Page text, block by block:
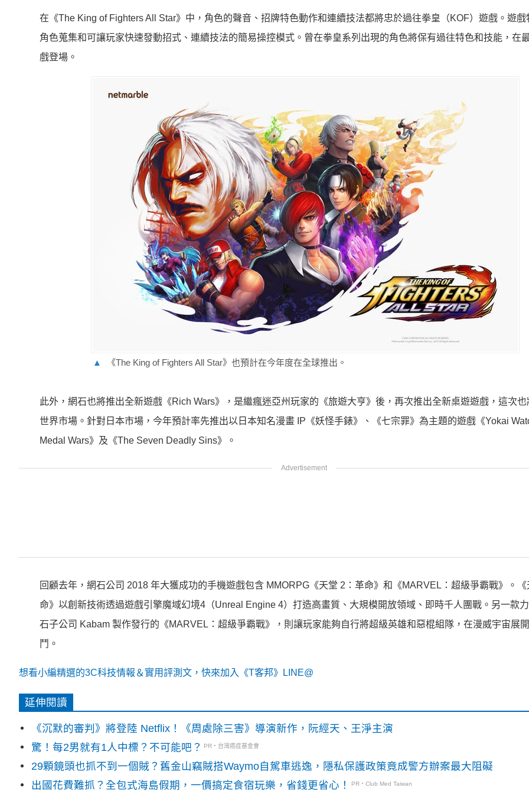
在《The King of Fighters All Star》中，角色的聲音、招牌特色動作和連續技法都將忠於過往拳皇（KOF）遊戲。遊戲
角色蒐集和可讓玩家快速發動招式、連續技法的簡易操控模式。曾在拳皇系列出現的角色將保有過往特色和技能，在
戲登場。
▲ 《The King of Fighters All Star》也預計在今年度在全球推出。
此外，網石也將推出全新遊戲《Rich Wars》，是繼瘋迷亞州玩家的《旅遊大亨》後，再次推出全新桌遊遊戲，這次也
世界市場。針對日本市場，今年預計率先推出以日本知名漫畫 IP《妖怪手錶》、《七宗罪》為主題的遊戲《Yokai
Medal Wars》及《The Seven Deadly Sins》。
回顧去年，網石公司 2018 年大獲成功的手機遊戲包含 MMORPG《天堂 2：革命》和《MARVEL：超級爭霸戰》。
命》以創新技術透過遊戲引擎魔域幻境4（Unreal Engine 4）打造高畫質、大規模開放領域、即時千人團戰。另一款
石子公司 Kabam 製作發行的《MARVEL：超級爭霸戰》，則讓玩家能夠自行將超級英雄和惡棍組隊，在漫威宇宙展
鬥。
想看小編精選的3C科技情報＆實用評測文，快來加入《T客邦》LINE@
延伸閱讀
《沉默的審判》將登陸 Netflix！《周處除三害》導演新作，阮經天、王淨主演
驚！每2男就有1人中標？不可能吧？
PR・台灣癌症基金會
29顆鏡頭也抓不到一個賊？舊金山竊賊搭Waymo自駕車逃逸，隱私保護政策竟成警方辦案最大阻礙
出國花費難抓？全包式海島假期，一價搞定食宿玩樂，省錢更省心！
PR・Club Med Taiwan